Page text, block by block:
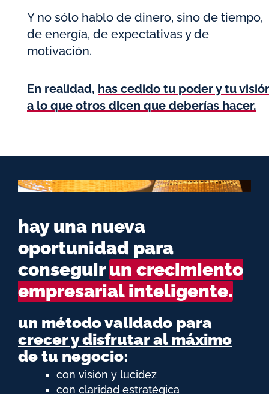
Y no sólo hablo de dinero, sino de tiempo,
de energía, de expectativas y de
motivación.
En realidad, has cedido tu poder y tu
a lo que otros dicen que deberías hacer.
hay una nueva
oportunidad para
conseguirun crecimiento
empresarial inteligente.
un método validado para
crecer y disfrutar al máximo
de tu negocio:
con visión y lucidez
con claridad estratégica